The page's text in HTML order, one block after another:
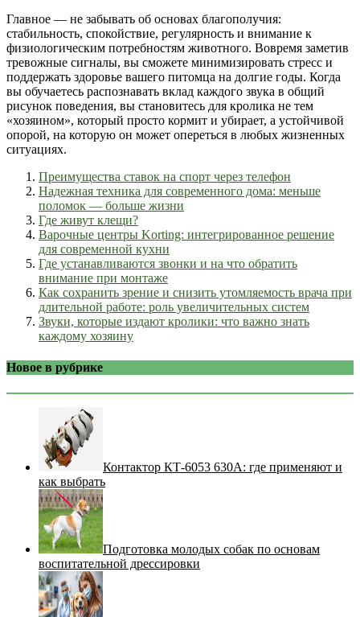
Главное — не забывать об основах благополучия:
стабильность, спокойствие, регулярность и внимание к
физиологическим потребностям животного. Вовремя заметив
тревожные сигналы, вы сможете минимизировать стресс и
поддержать здоровье вашего питомца на долгие годы. Когда
вы обучаетесь распознавать вклад каждого звука в общий
рисунок поведения, вы становитесь для кролика не тем
«хозяином», который просто кормит и убирает, а устойчивой
опорой, на которую он может опереться в любых жизненных
ситуациях.
Преимущества ставок на спорт через телефон
Надежная техника для современного дома: меньше
поломок — больше жизни
Где живут клещи?
Варочные центры Korting: интегрированное решение
для современной кухни
Где устанавливаются звонки и на что обратить
внимание при монтаже
Как сохранить зрение и снизить утомляемость врача при
длительной работе: роль увеличительных систем
Звуки, которые издают кролики: что важно знать
каждому хозяину
Новое в рубрике
Контактор КТ-6053 630А: где применяют и
как выбрать
Подготовка молодых собак по основам
воспитательной дрессировки